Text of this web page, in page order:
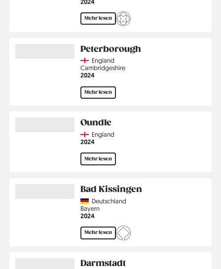
Mehr lesen
Peterborough
CountryEngland
Region
Cambridgeshire
Jahr
2024
Mehr lesen
Oundle
CountryEngland
Jahr
2024
Mehr lesen
Bad Kissingen
CountryDeutschland
Region
Bayern
Jahr
2024
Mehr lesen
Darmstadt